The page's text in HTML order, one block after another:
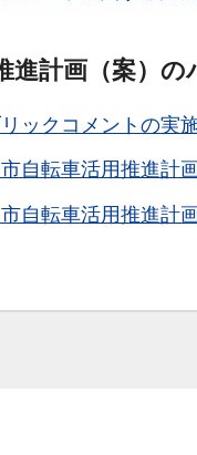
進計画（案）
ックコメントの実
自転車活用推進計
自転車活用推進計